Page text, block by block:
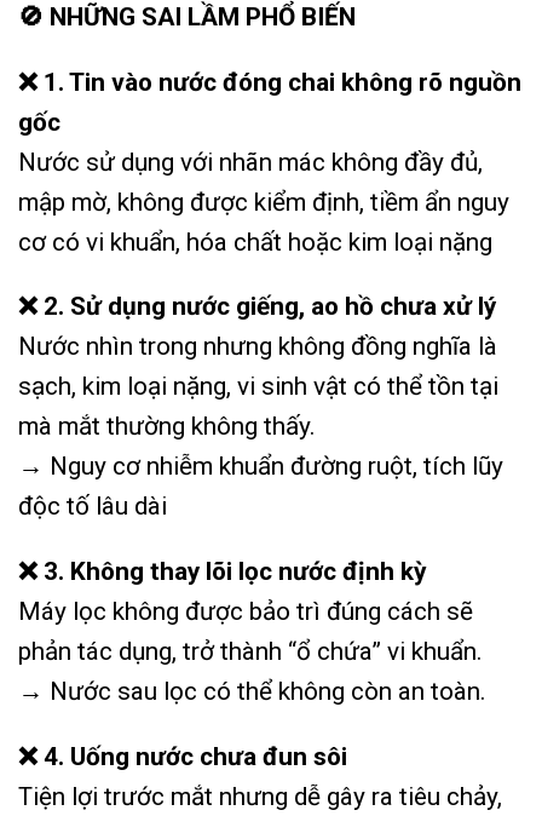
🚫 NHỮNG SAI LẦM PHỔ BIẾN
❌ 1. Tin vào nước đóng chai không rõ nguồn
gốc
Nước sử dụng với nhãn mác không đầy đủ,
mập mờ, không được kiểm định, tiềm ẩn nguy
cơ có vi khuẩn, hóa chất hoặc kim loại nặng
❌ 2. Sử dụng nước giếng, ao hồ chưa xử lý
Nước nhìn trong nhưng không đồng nghĩa là
sạch, kim loại nặng, vi sinh vật có thể tồn tại
mà mắt thường không thấy.
→ Nguy cơ nhiễm khuẩn đường ruột, tích lũy
độc tố lâu dài
❌ 3. Không thay lõi lọc nước định kỳ
Máy lọc không được bảo trì đúng cách sẽ
phản tác dụng, trở thành “ổ chứa” vi khuẩn.
→ Nước sau lọc có thể không còn an toàn.
❌ 4. Uống nước chưa đun sôi
Tiện lợi trước mắt nhưng dễ gây ra tiêu chảy,